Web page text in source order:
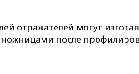
отражателей могут
после